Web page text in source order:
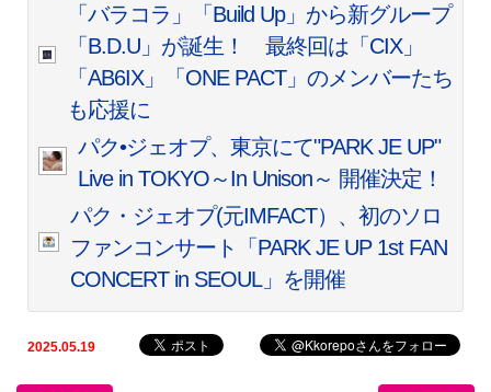
「バラコラ」「Build Up」から新グループ
「B.D.U」が誕生！ 最終回は「CIX」
「AB6IX」「ONE PACT」のメンバーたち
も応援に
パク•ジェオプ、東京にて"PARK JE UP"
Live in TOKYO～In Unison～ 開催決定！
パク・ジェオプ(元IMFACT）、初のソロ
ファンコンサート「PARK JE UP 1st FAN
CONCERT in SEOUL」を開催
2025.05.19